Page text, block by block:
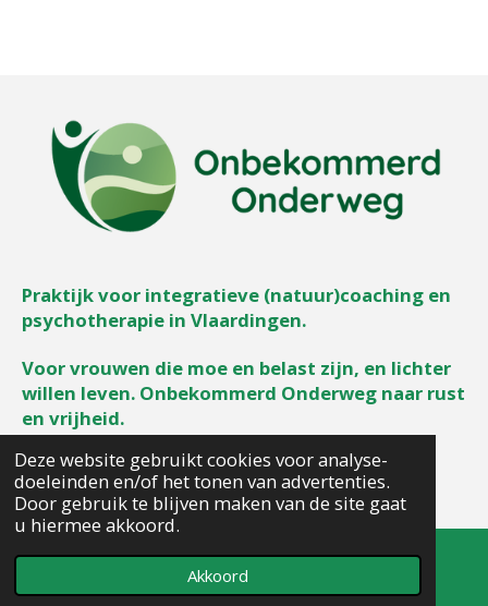
Deze website gebruikt cookies voor analyse-
doeleinden en/of het tonen van advertenties.
Door gebruik te blijven maken van de site gaat
u hiermee akkoord.
Akkoord
Praktijk voor integratieve (natuur)coaching en
psychotherapie in Vlaardingen.
Voor vrouwen die moe en belast zijn, en lichter
willen leven. Onbekommerd Onderweg naar rust
en vrijheid.
Powered by JouwWeb
Kaart